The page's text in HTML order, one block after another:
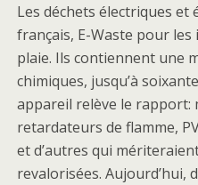
Les déchets électriques et
français, E-Waste pour
plaie. Ils contiennent une
chimiques, jusqu’à
appareil relève le rapport:
retardateurs de flamme,
et d’autres qui
revalorisées. Aujourd’hui,